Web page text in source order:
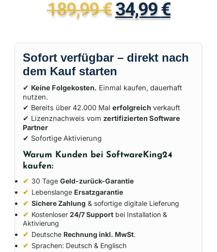
189,99€34,99€
Sofort verfügbar – direkt nach
dem Kauf starten
✔ Keine Folgekosten. Einmal kaufen, dauerhaft
nutzen.
✔ Bereits über 42.000 Mal erfolgreich verkauft
✔ Lizenznachweis vom zertifizierten Software
Partner
✔ Sofortige Aktivierung
Warum Kunden bei SoftwareKing24
kaufen:
✔ 30 Tage Geld-zurück-Garantie
✔ Lebenslange Ersatzgarantie
✔ Sichere Zahlung & sofortige digitale Lieferung
✔ Kostenloser 24/7 Support bei Installation &
Aktivierung
✔ Deutsche Rechnung inkl. MwSt.
✔ Sprachen: Deutsch & Englisch